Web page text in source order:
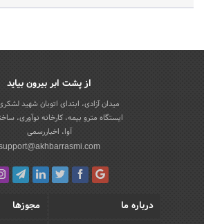
از پشت ابر بیرون بیاید
میدان آزادی، ابتدای اتوبان شهید
ایستگاه مترو بیمه، کارخانه نوآوری،
آوا، اخباررسمی
درباره ما
مجوزها